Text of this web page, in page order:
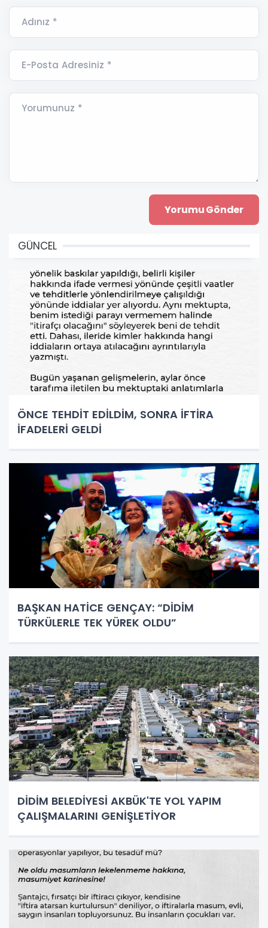
Adınız *
E-Posta Adresiniz *
Yorumunuz *
GÜNCEL
ÖNCE TEHDİT EDİLDİM, SONRA İFTİRA
İFADELERİ GELDİ
BAŞKAN HATİCE GENÇAY: “DİDİM
TÜRKÜLERLE TEK YÜREK OLDU”
DİDİM BELEDİYESİ AKBÜK'TE YOL YAPIM
ÇALIŞMALARINI GENİŞLETİYOR